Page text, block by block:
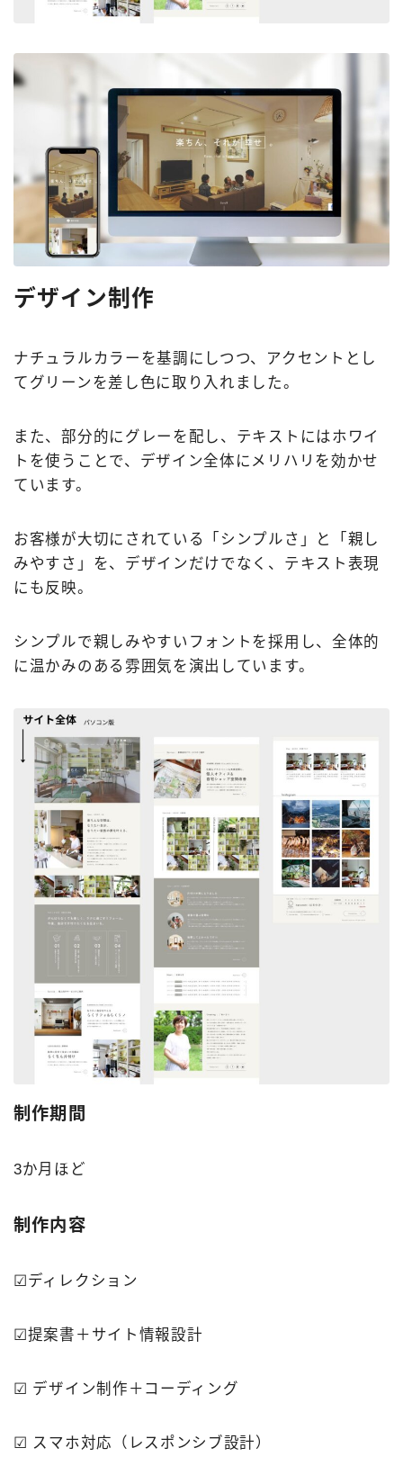
デザイン制作
ナチュラルカラーを基調にしつつ、アクセントとし
てグリーンを差し色に取り入れました。
また、部分的にグレーを配し、テキストにはホワイ
トを使うことで、デザイン全体にメリハリを効かせ
ています。
お客様が大切にされている「シンプルさ」と「親し
みやすさ」を、デザインだけでなく、テキスト表現
にも反映。
シンプルで親しみやすいフォントを採用し、全体的
に温かみのある雰囲気を演出しています。
制作期間
3か月ほど
制作内容
☑ディレクション
☑提案書＋サイト情報設計
☑︎ デザイン制作＋コーディング
☑︎ スマホ対応（レスポンシブ設計）